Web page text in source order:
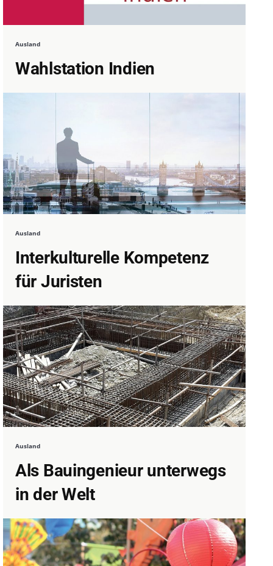
Ausland
Wahlstation Indien
Ausland
Interkulturelle Kompetenz
für Juristen
Ausland
Als Bauingenieur unterwegs
in der Welt